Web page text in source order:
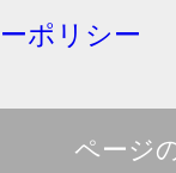
ポリシー
ページ